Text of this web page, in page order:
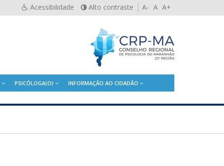
Acessibilidade Alto contraste A- A A+
PSICÓLOGA(O) INFORMAÇÃO AO CIDADÃO